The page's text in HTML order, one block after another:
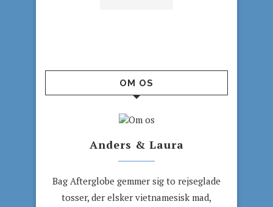
OM OS
Anders & Laura
Bag Afterglobe gemmer sig to rejseglade
tosser, der elsker vietnamesisk mad,